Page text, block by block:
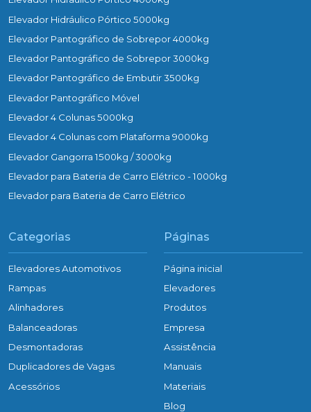
Elevador Hidráulico Pórtico 5000kg
Elevador Pantográfico de Sobrepor 4000kg
Elevador Pantográfico de Sobrepor 3000kg
Elevador Pantográfico de Embutir 3500kg
Elevador Pantográfico Móvel
Elevador 4 Colunas 5000kg
Elevador 4 Colunas com Plataforma 9000kg
Elevador Gangorra 1500kg / 3000kg
Elevador para Bateria de Carro Elétrico - 1000kg
Elevador para Bateria de Carro Elétrico
Categorias
Elevadores Automotivos
Rampas
Alinhadores
Balanceadoras
Desmontadoras
Duplicadores de Vagas
Acessórios
Páginas
Página inicial
Elevadores
Produtos
Empresa
Assistência
Manuais
Materiais
Blog